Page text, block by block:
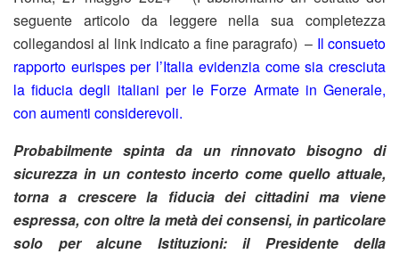
seguente articolo da leggere nella sua completezza
collegandosi al link indicato a fine paragrafo) – Il consueto
rapporto eurispes per l’Italia evidenzia come sia cresciuta
la fiducia degli italiani per le Forze Armate in Generale,
con aumenti considerevoli.
Probabilmente spinta da un rinnovato bisogno di
sicurezza in un contesto incerto come quello attuale,
torna a crescere la fiducia dei cittadini ma viene
espressa, con oltre la metà dei consensi, in particolare
solo per alcune Istituzioni: il Presidente della